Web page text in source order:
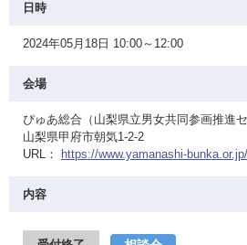
日時
2024年05月18日 10:00～12:00
会場
ぴゅあ総合（山梨県立男女共同参画推進
山梨県甲府市朝気1-2-2
URL：
https://www.yamanashi-
内容